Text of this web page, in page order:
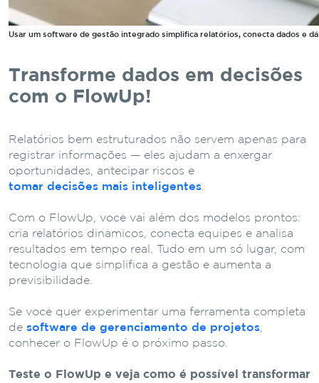
Usar um software de gestão integrado simplifica relatórios, conecta dados e
Transforme dados em decisões
com o FlowUp!
Relatórios bem estruturados não servem apenas para
registrar informações — eles ajudam a enxergar
oportunidades, antecipar riscos e
tomar decisões mais inteligentes.
Com o FlowUp, você vai além dos modelos prontos:
cria relatórios dinâmicos, conecta equipes e analisa
resultados em tempo real. Tudo em um só lugar, com
tecnologia que simplifica a gestão e aumenta a
previsibilidade.
Se você quer experimentar uma ferramenta completa
de software de gerenciamento de projetos,
conhecer o FlowUp é o próximo passo.
Teste o FlowUp e veja como é possível transformar